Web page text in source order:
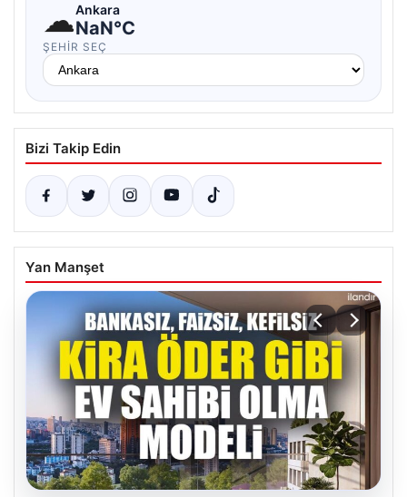
☁Ankara
NaN°C
ŞEHIR SEÇ
Bizi Takip Edin
Yan Manşet